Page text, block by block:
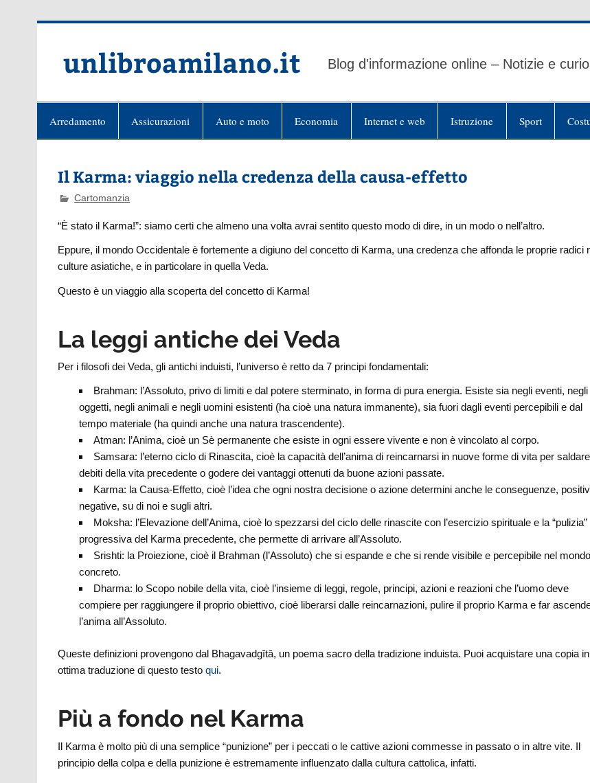
unlibroamilano.it Blog d'informazione online – Notizie e
Arredamento Assicurazioni Auto e moto Economia Internet e web Istruzione Sport
Il Karma: viaggio nella credenza della causa-effetto
Cartomanzia
“È stato il Karma!”: siamo certi che almeno una volta avrai sentito questo modo di dire, in un modo o nell’altro.
Eppure, il mondo Occidentale è fortemente a digiuno del concetto di Karma, una credenza che affonda le proprie radici
culture asiatiche, e in particolare in quella Veda.
Questo è un viaggio alla scoperta del concetto di Karma!
La leggi antiche dei Veda
Per i filosofi dei Veda, gli antichi induisti, l’universo è retto da 7 principi fondamentali:
Brahman: l’Assoluto, privo di limiti e dal potere sterminato, in forma di pura energia. Esiste sia negli eventi, negli
oggetti, negli animali e negli uomini esistenti (ha cioè una natura immanente), sia fuori dagli eventi percepibili e dal
tempo materiale (ha quindi anche una natura trascendente).
Atman: l’Anima, cioè un Sè permanente che esiste in ogni essere vivente e non è vincolato al corpo.
Samsara: l’eterno ciclo di Rinascita, cioè la capacità dell’anima di reincarnarsi in nuove forme di vita per
debiti della vita precedente o godere dei vantaggi ottenuti da buone azioni passate.
Karma: la Causa-Effetto, cioè l’idea che ogni nostra decisione o azione determini anche le conseguenze,
negative, su di noi e sugli altri.
Moksha: l’Elevazione dell’Anima, cioè lo spezzarsi del ciclo delle rinascite con l’esercizio spirituale e la “pulizia”
progressiva del Karma precedente, che permette di arrivare all’Assoluto.
Srishti: la Proiezione, cioè il Brahman (l’Assoluto) che si espande e che si rende visibile e percepibile nel mondo
concreto.
Dharma: lo Scopo nobile della vita, cioè l’insieme di leggi, regole, principi, azioni e reazioni che l’uomo deve
compiere per raggiungere il proprio obiettivo, cioè liberarsi dalle reincarnazioni, pulire il proprio Karma e far
l’anima all’Assoluto.
Queste definizioni provengono dal Bhagavadgītā, un poema sacro della tradizione induista. Puoi acquistare una copia in
ottima traduzione di questo testoqui.
Più a fondo nel Karma
Il Karma è molto più di una semplice “punizione” per i peccati o le cattive azioni commesse in passato o in altre vite. Il
principio della colpa e della punizione è estremamente influenzato dalla cultura cattolica, infatti.